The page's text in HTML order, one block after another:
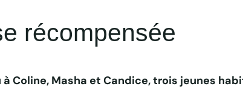
récompensée
Coline, Masha et Candice, trois jeunes